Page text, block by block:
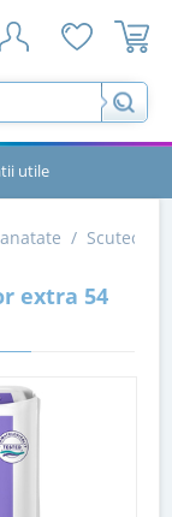
utile
/ Scutece
extra 54